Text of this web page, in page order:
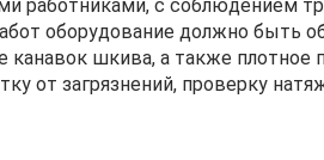
работниками, с соблюдением
оборудование должно быть
шкива, а также плотное
от загрязнений, проверку